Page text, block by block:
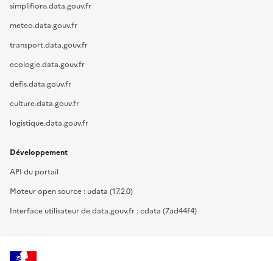
simplifions.data.gouv.fr
meteo.data.gouv.fr
transport.data.gouv.fr
ecologie.data.gouv.fr
defis.data.gouv.fr
culture.data.gouv.fr
logistique.data.gouv.fr
Développement
API du portail
Moteur open source : udata (17.2.0)
Interface utilisateur de data.gouv.fr : cdata (7ad44f4)